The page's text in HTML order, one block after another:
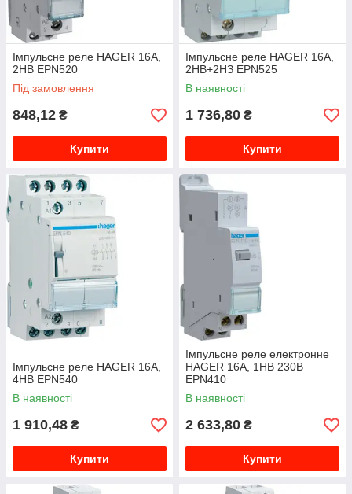
Імпульсне реле HAGER 16А,
2НВ EPN520
Під замовлення
848,12 ₴
Купити
Імпульсне реле HAGER 16А,
2НВ+2НЗ EPN525
В наявності
1 736,80 ₴
Купити
Імпульсне реле HAGER 16А,
4НВ EPN540
В наявності
1 910,48 ₴
Купити
Імпульсне реле електронне
HAGER 16А, 1НВ 230В
EPN410
В наявності
2 633,80 ₴
Купити